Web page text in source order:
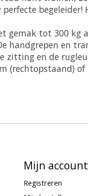
gemak tot 300 kg
De handgrepen
zitting en de
Mijn account
Registreren